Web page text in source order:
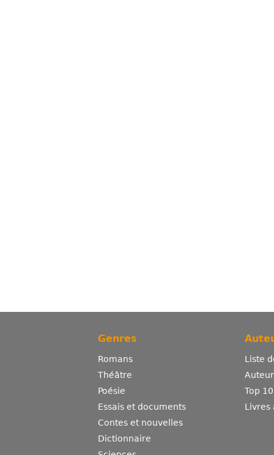
Genres
Romans
Théâtre
Poésie
Essais et documents
Contes et nouvelles
Dictionnaire
Liste
Top
Livres